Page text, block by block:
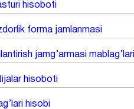
hisoboti
forma jamlanmasi
jamg’armasi
hisoboti
hisobi